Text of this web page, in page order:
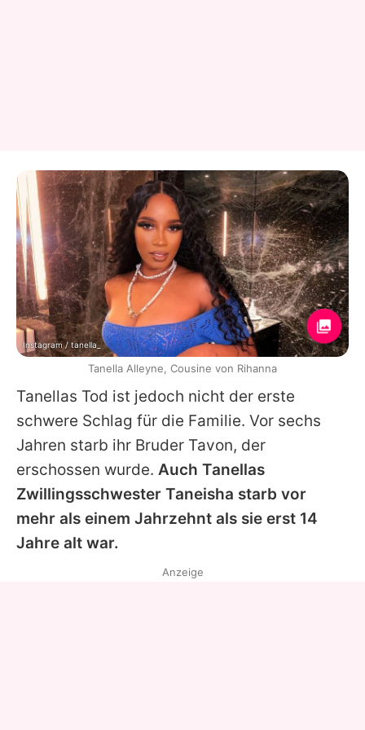
Tanellas Tod ist jedoch nicht der erste
schwere Schlag für die Familie. Vor sechs
Jahren starb ihr Bruder Tavon, der
erschossen wurde. Auch Tanellas
Zwillingsschwester Taneisha starb vor
mehr als einem Jahrzehnt als sie erst 14
Jahre alt war.
Instagram / tanella_
Tanella Alleyne, Cousine von Rihanna
Anzeige